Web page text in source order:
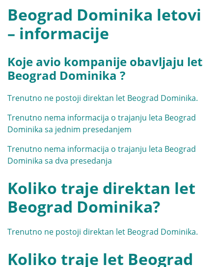
Beograd Dominika letovi
– informacije
Koje avio kompanije obavljaju let
Beograd Dominika ?
Trenutno ne postoji direktan let Beograd Dominika.
Trenutno nema informacija o trajanju leta Beograd
Dominika sa jednim presedanjem
Trenutno nema informacija o trajanju leta Beograd
Dominika sa dva presedanja
Koliko traje direktan let
Beograd Dominika?
Trenutno ne postoji direktan let Beograd Dominika.
Koliko traje let Beograd